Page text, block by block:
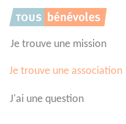
Je trouve une mission
Je trouve une association
J'ai une question
Panneau de gestion des cookies